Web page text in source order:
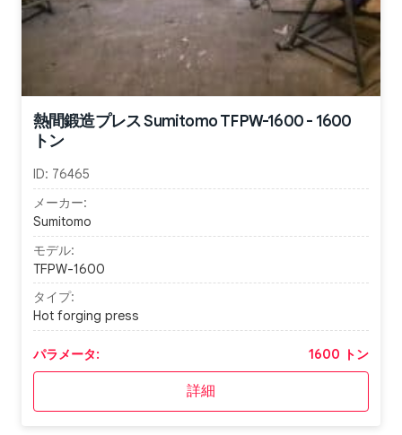
熱間鍛造プレス Sumitomo TFPW-1600 - 1600
トン
ID: 76465
メーカー:
Sumitomo
モデル:
TFPW-1600
タイプ:
Hot forging press
パラメータ: 1600 トン
詳細